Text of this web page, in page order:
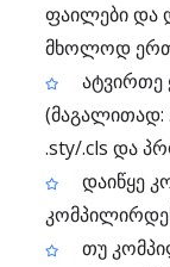
ფაილები და
მხოლოდ
(მაგალითად:
.sty/.cls და
დაიწყე
თუ